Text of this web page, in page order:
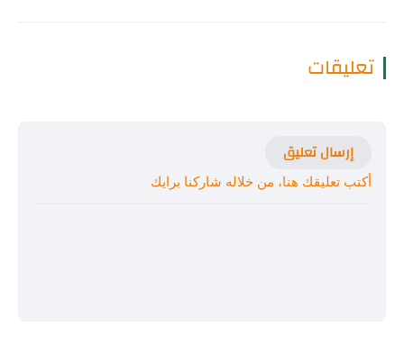
تعليقات
إرسال تعليق
أكتب تعليقك هنا، من خلاله شاركنا برايك